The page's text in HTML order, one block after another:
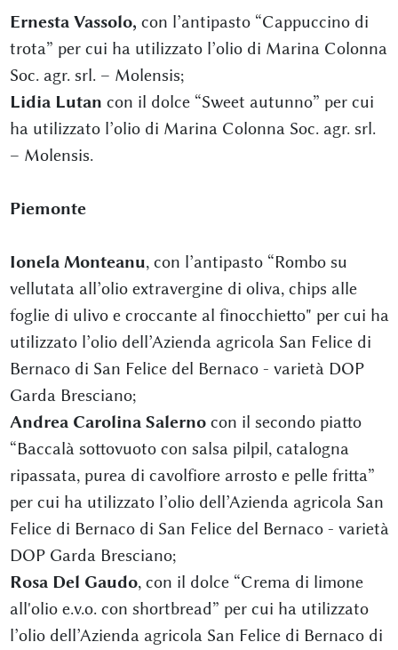
Ernesta Vassolo, con l’antipasto “Cappuccino di
trota” per cui ha utilizzato l’olio di Marina Colonna
Soc. agr. srl. – Molensis;
Lidia Lutan con il dolce “Sweet autunno” per cui
ha utilizzato l’olio di Marina Colonna Soc. agr. srl.
– Molensis.
Piemonte
Ionela Monteanu, con l’antipasto “Rombo su
vellutata all’olio extravergine di oliva, chips alle
foglie di ulivo e croccante al finocchietto" per cui ha
utilizzato l’olio dell’Azienda agricola San Felice di
Bernaco di San Felice del Bernaco - varietà DOP
Garda Bresciano;
Andrea Carolina Salerno con il secondo piatto
“Baccalà sottovuoto con salsa pilpil, catalogna
ripassata, purea di cavolfiore arrosto e pelle fritta”
per cui ha utilizzato l’olio dell’Azienda agricola San
Felice di Bernaco di San Felice del Bernaco - varietà
DOP Garda Bresciano;
Rosa Del Gaudo, con il dolce “Crema di limone
all'olio e.v.o. con shortbread” per cui ha utilizzato
l’olio dell’Azienda agricola San Felice di Bernaco di